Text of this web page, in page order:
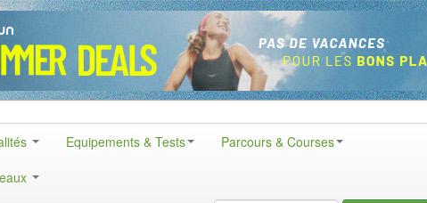
Equipements & Tests
Parcours & Courses